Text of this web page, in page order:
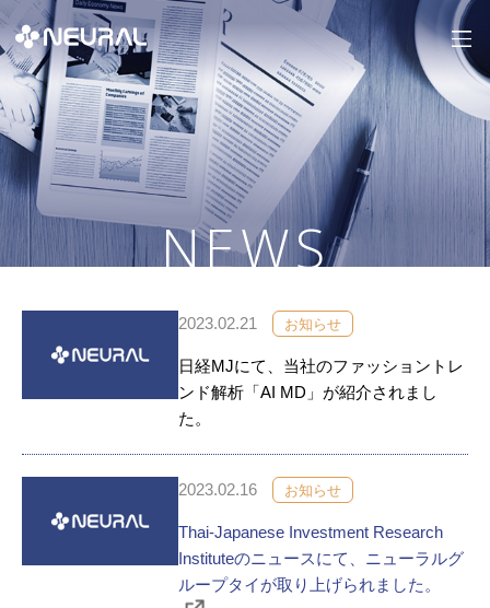
NEWS
2023.02.21 お知らせ
日経MJにて、当社のファッショントレ
ンド解析「AI MD」が紹介されまし
た。
2023.02.16 お知らせ
Thai-Japanese Investment Research
Instituteのニュースにて、ニューラルグ
ループタイが取り上げられました。